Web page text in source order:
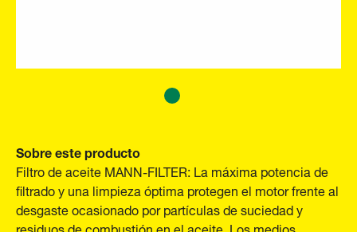
Sobre este producto
Filtro de aceite MANN-FILTER: La máxima potencia de
filtrado y una limpieza óptima protegen el motor frente al
desgaste ocasionado por partículas de suciedad y